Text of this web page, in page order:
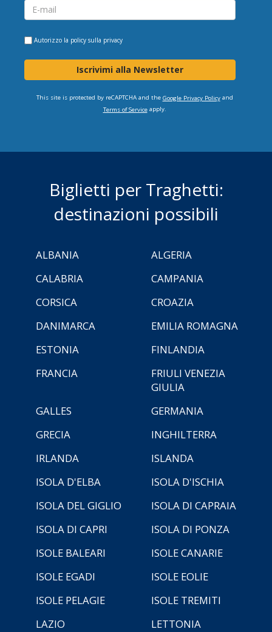
Autorizzo la policy sulla privacy
Iscrivimi alla Newsletter
This site is protected by reCAPTCHA and the Google Privacy Policyand
Terms of Serviceapply.
Biglietti per Traghetti:
destinazioni possibili
ALBANIA
ALGERIA
CALABRIA
CAMPANIA
CORSICA
CROAZIA
DANIMARCA
EMILIA ROMAGNA
ESTONIA
FINLANDIA
FRANCIA
FRIULI VENEZIA
GIULIA
GALLES
GERMANIA
GRECIA
INGHILTERRA
IRLANDA
ISLANDA
ISOLA D'ELBA
ISOLA D'ISCHIA
ISOLA DEL GIGLIO
ISOLA DI CAPRAIA
ISOLA DI CAPRI
ISOLA DI PONZA
ISOLE BALEARI
ISOLE CANARIE
ISOLE EGADI
ISOLE EOLIE
ISOLE PELAGIE
ISOLE TREMITI
LAZIO
LETTONIA